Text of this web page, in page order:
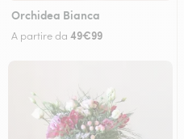
Orchidea Bianca
A partire da 49€99